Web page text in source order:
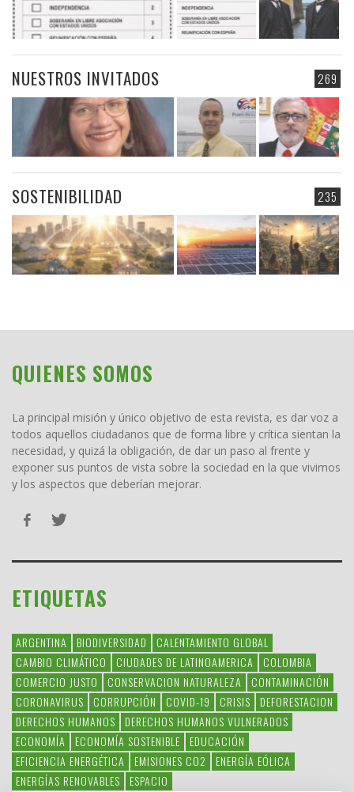
269
NUESTROS INVITADOS
235
SOSTENIBILIDAD
QUIENES SOMOS
La principal misión y único objetivo de esta revista, es dar voz a
todos aquellos ciudadanos que de forma libre y crítica sientan la
necesidad, y quizá la obligación, de dar un paso al frente y
exponer sus puntos de vista sobre la sociedad en la que vivimos
y los aspectos que deberían mejorar.
ETIQUETAS
ARGENTINA BIODIVERSIDAD
CALENTAMIENTO GLOBAL
CAMBIO CLIMÁTICO
CIUDADES DE LATINOAMERICA
COLOMBIA
COMERCIO JUSTO
CONSERVACION NATURALEZA
CONTAMINACIÓN
CORONAVIRUS
CORRUPCIÓN COVID-19 CRISIS
DEFORESTACION
DERECHOS HUMANOS
DERECHOS HUMANOS VULNERADOS
ECONOMÍA
ECONOMÍA SOSTENIBLE
EDUCACIÓN
EFICIENCIA ENERGÉTICA
EMISIONES CO2
ENERGÍA EÓLICA
ENERGÍAS RENOVABLES
ESPACIO